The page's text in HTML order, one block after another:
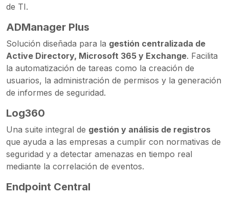
de TI.
ADManager Plus
Solución diseñada para la gestión centralizada de
Active Directory, Microsoft 365 y Exchange. Facilita
la automatización de tareas como la creación de
usuarios, la administración de permisos y la generación
de informes de seguridad.
Log360
Una suite integral de gestión y análisis de registros
que ayuda a las empresas a cumplir con normativas de
seguridad y a detectar amenazas en tiempo real
mediante la correlación de eventos.
Endpoint Central